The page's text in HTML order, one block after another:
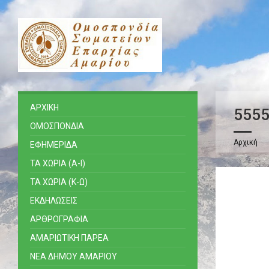
5555
Αρχική
ΑΡΧΙΚΗ
ΟΜΟΣΠΟΝΔΙΑ
ΕΦΗΜΕΡΙΔΑ
ΤΑ ΧΩΡΙΑ (Α-Ι)
ΤΑ ΧΩΡΙΑ (Κ-Ω)
ΕΚΔΗΛΩΣΕΙΣ
ΑΡΘΡΟΓΡΑΦΙΑ
ΑΜΑΡΙΩΤΙΚΗ ΠΑΡΕΑ
ΝΕΑ ΔΗΜΟΥ ΑΜΑΡΙΟΥ